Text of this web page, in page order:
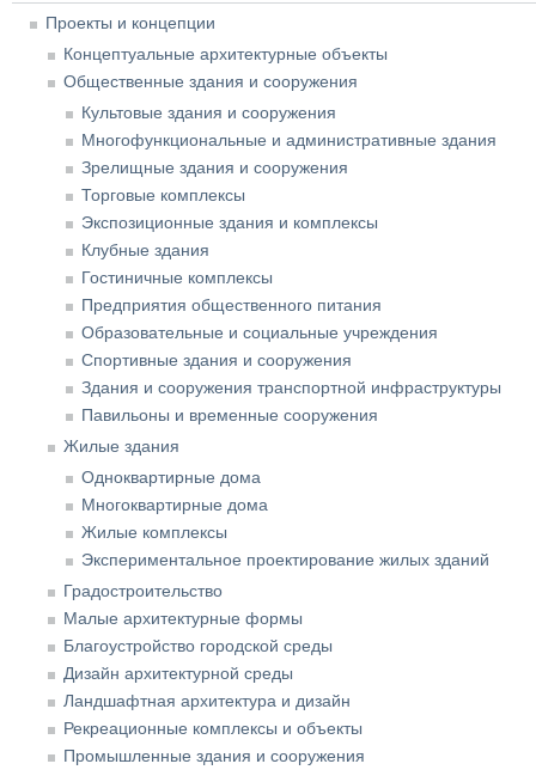
Проекты и концепции
Концептуальные архитектурные объекты
Общественные здания и сооружения
Культовые здания и сооружения
Многофункциональные и административные здания
Зрелищные здания и сооружения
Торговые комплексы
Экспозиционные здания и комплексы
Клубные здания
Гостиничные комплексы
Предприятия общественного питания
Образовательные и социальные учреждения
Спортивные здания и сооружения
Здания и сооружения транспортной инфраструктуры
Павильоны и временные сооружения
Жилые здания
Одноквартирные дома
Многоквартирные дома
Жилые комплексы
Экспериментальное проектирование жилых зданий
Градостроительство
Малые архитектурные формы
Благоустройство городской среды
Дизайн архитектурной среды
Ландшафтная архитектура и дизайн
Рекреационные комплексы и объекты
Промышленные здания и сооружения